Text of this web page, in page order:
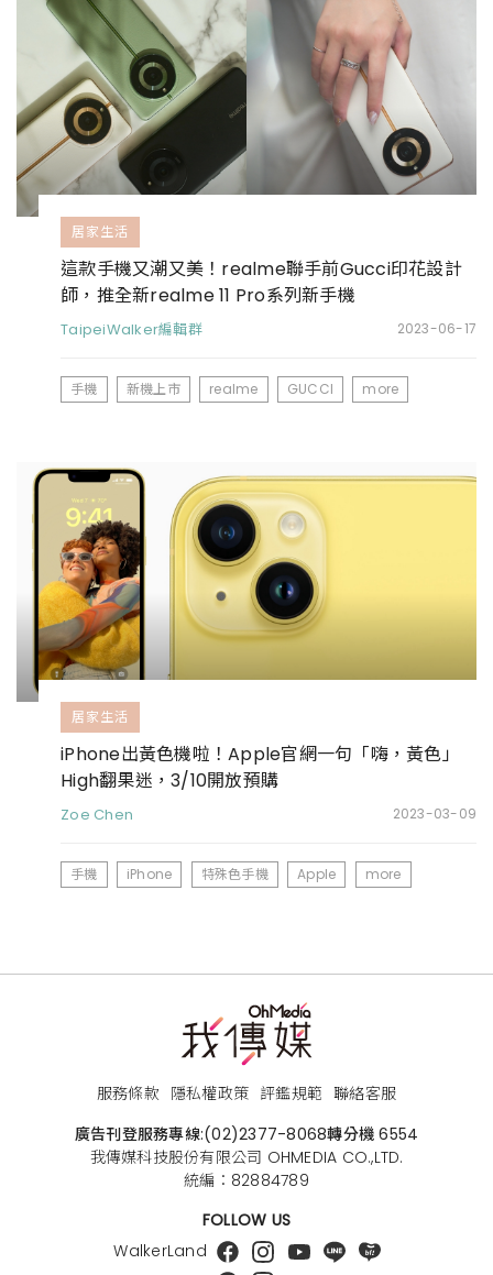
居家生活
這款手機又潮又美！realme聯手前Gucci印花設計
師，推全新realme 11 Pro系列新手機
TaipeiWalker編輯群 2023-06-17
手機 新機上市 realme GUCCI more
居家生活
iPhone出黃色機啦！Apple官網一句「嗨，黃色」
High翻果迷，3/10開放預購
Zoe Chen 2023-03-09
手機 iPhone 特殊色手機 Apple more
服務條款 隱私權政策 評鑑規範 聯絡客服
廣告刊登服務專線:(02)2377-8068轉分機 6554
我傳媒科技股份有限公司 OHMEDIA CO.,LTD.
統編：82884789
FOLLOW US
WalkerLand